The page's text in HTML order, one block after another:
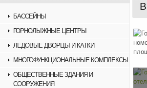
БАССЕЙНЫ
ГОРНОЛЫЖНЫЕ ЦЕНТРЫ
ЛЕДОВЫЕ ДВОРЦЫ И КАТКИ
МНОГОФУНКЦИОНАЛЬНЫЕ КОМПЛЕКСЫ
ОБЩЕСТВЕННЫЕ ЗДАНИЯ И
СООРУЖЕНИЯ